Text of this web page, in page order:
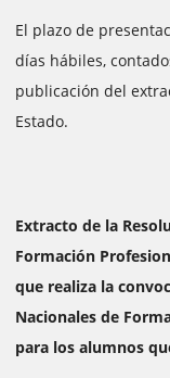
El plazo de
días hábiles,
publicación del
Estado.
Extracto de la
Formación
que realiza la
Nacionales de
para los alumnos